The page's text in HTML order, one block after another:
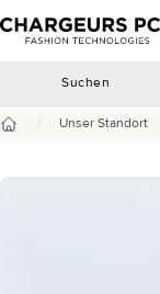
Chargeurs PCC
Suchen
/ Unser Standort